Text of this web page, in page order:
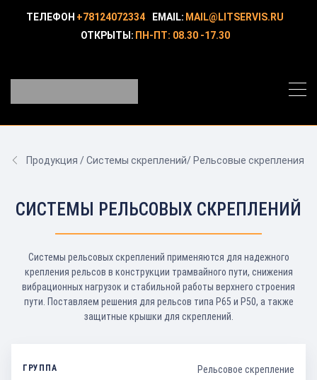
ТЕЛЕФОН +78124072334 EMAIL: MAIL@LITSERVIS.RU
ОТКРЫТЫ: ПН-ПТ: 08.30 -17.30
Продукция / Системы скреплений/ Рельсовые скрепления
СИСТЕМЫ РЕЛЬСОВЫХ СКРЕПЛЕНИЙ
Системы рельсовых скреплений применяются для надежного
крепления рельсов в конструкции трамвайного пути, снижения
вибрационных нагрузок и стабильной работы верхнего строения
пути. Поставляем решения для рельсов типа Р65 и Р50, а также
защитные крышки для скреплений.
Рельсовое скрепление